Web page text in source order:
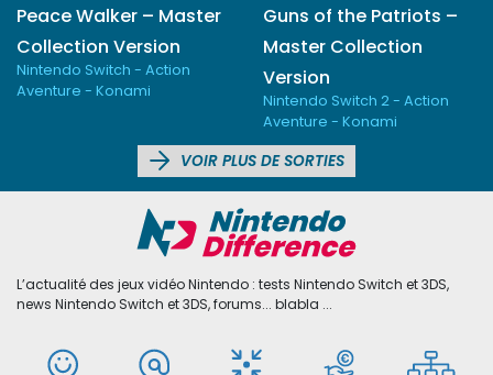
Peace Walker – Master
Collection Version
Nintendo Switch - Action
Aventure - Konami
Guns of the Patriots –
Master Collection
Version
Nintendo Switch 2 - Action
Aventure - Konami
VOIR PLUS DE SORTIES
L’actualité des jeux vidéo Nintendo : tests Nintendo Switch et 3DS,
news Nintendo Switch et 3DS, forums... blabla ...